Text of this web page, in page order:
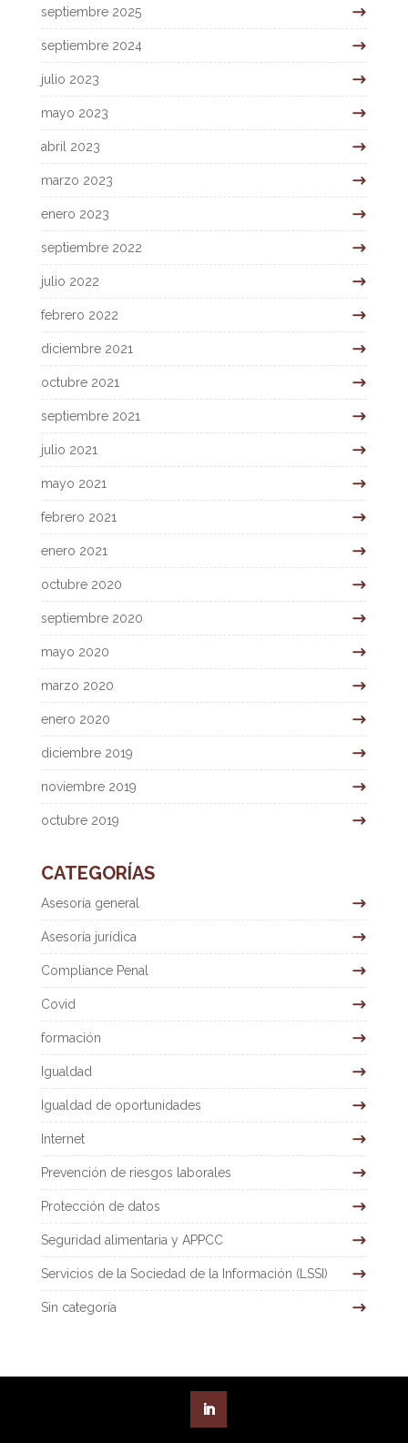
septiembre 2025
septiembre 2024
julio 2023
mayo 2023
abril 2023
marzo 2023
enero 2023
septiembre 2022
julio 2022
febrero 2022
diciembre 2021
octubre 2021
septiembre 2021
julio 2021
mayo 2021
febrero 2021
enero 2021
octubre 2020
septiembre 2020
mayo 2020
marzo 2020
enero 2020
diciembre 2019
noviembre 2019
octubre 2019
CATEGORÍAS
Asesoría general
Asesoría jurídica
Compliance Penal
Covid
formación
Igualdad
Igualdad de oportunidades
Internet
Prevención de riesgos laborales
Protección de datos
Seguridad alimentaria y APPCC
Servicios de la Sociedad de la Información (LSSI)
Sin categoría